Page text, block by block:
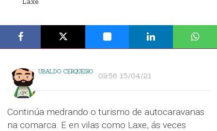
UBALDO CERQUEIRO 09:56 15/04/21
Continúa medrando o turismo de autocaravanas
na comarca. E en vilas como Laxe, ás veces